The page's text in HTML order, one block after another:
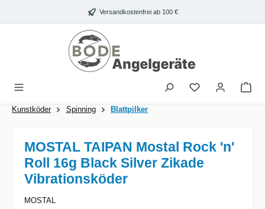
Zum Hauptinhalt springen Versandkostenfrei ab 100 €
Kunstköder Spinning Blattpilker
MOSTAL TAIPAN Mostal Rock 'n'
Roll 16g Black Silver Zikade
Vibrationsköder
MOSTAL